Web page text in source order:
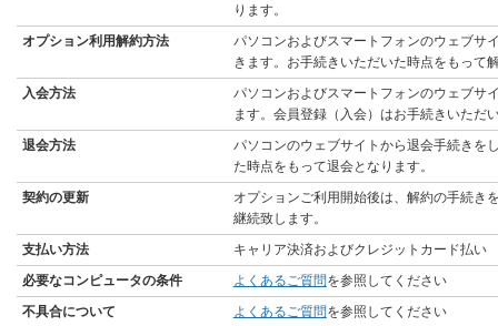
ります。
オプション利用解約方法
パソコンおよびスマートフォンのウェブサ
きます。お手続きいただいた時点をもって
入会方法
パソコンおよびスマートフォンのウェブサ
ます。会員登録（入会）はお手続きいただ
退会方法
パソコンのウェブサイトから退会手続きを
た時点をもって退会となります。
契約の更新
オプションご利用開始後は、解約の手続き
継続致します。
支払い方法
キャリア決済およびクレジットカード払い
必要なコンピュータの条件
よくあるご質問を参照してください
不具合について
よくあるご質問を参照してください